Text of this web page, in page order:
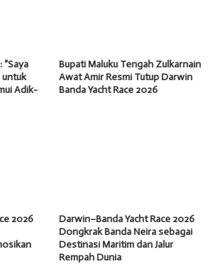
“Saya
untuk
Adik-
Bupati Maluku Tengah Zulkarnain
Awat Amir Resmi Tutup Darwin
Banda Yacht Race 2026
2026
Darwin–Banda Yacht Race 2026
Dongkrak Banda Neira sebagai
Destinasi Maritim dan Jalur
Rempah Dunia